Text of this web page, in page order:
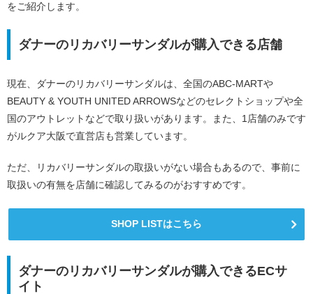
をご紹介します。
ダナーのリカバリーサンダルが購入できる店舗
現在、ダナーのリカバリーサンダルは、全国のABC-MARTや
BEAUTY & YOUTH UNITED ARROWSなどのセレクトショップや全
国のアウトレットなどで取り扱いがあります。また、1店舗のみです
がルクア大阪で直営店も営業しています。
ただ、リカバリーサンダルの取扱いがない場合もあるので、事前に
取扱いの有無を店舗に確認してみるのがおすすめです。
SHOP LISTはこちら
ダナーのリカバリーサンダルが購入できるECサ
イト